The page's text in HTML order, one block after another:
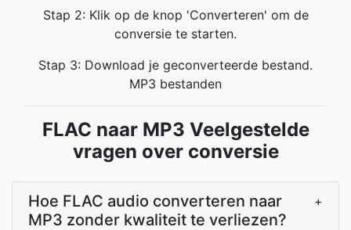
Stap 2: Klik op de knop 'Converteren' om de
conversie te starten.
Stap 3: Download je geconverteerde bestand.
MP3 bestanden
FLAC naar MP3 Veelgestelde
vragen over conversie
Hoe FLAC audio converteren naar
MP3 zonder kwaliteit te verliezen?
+